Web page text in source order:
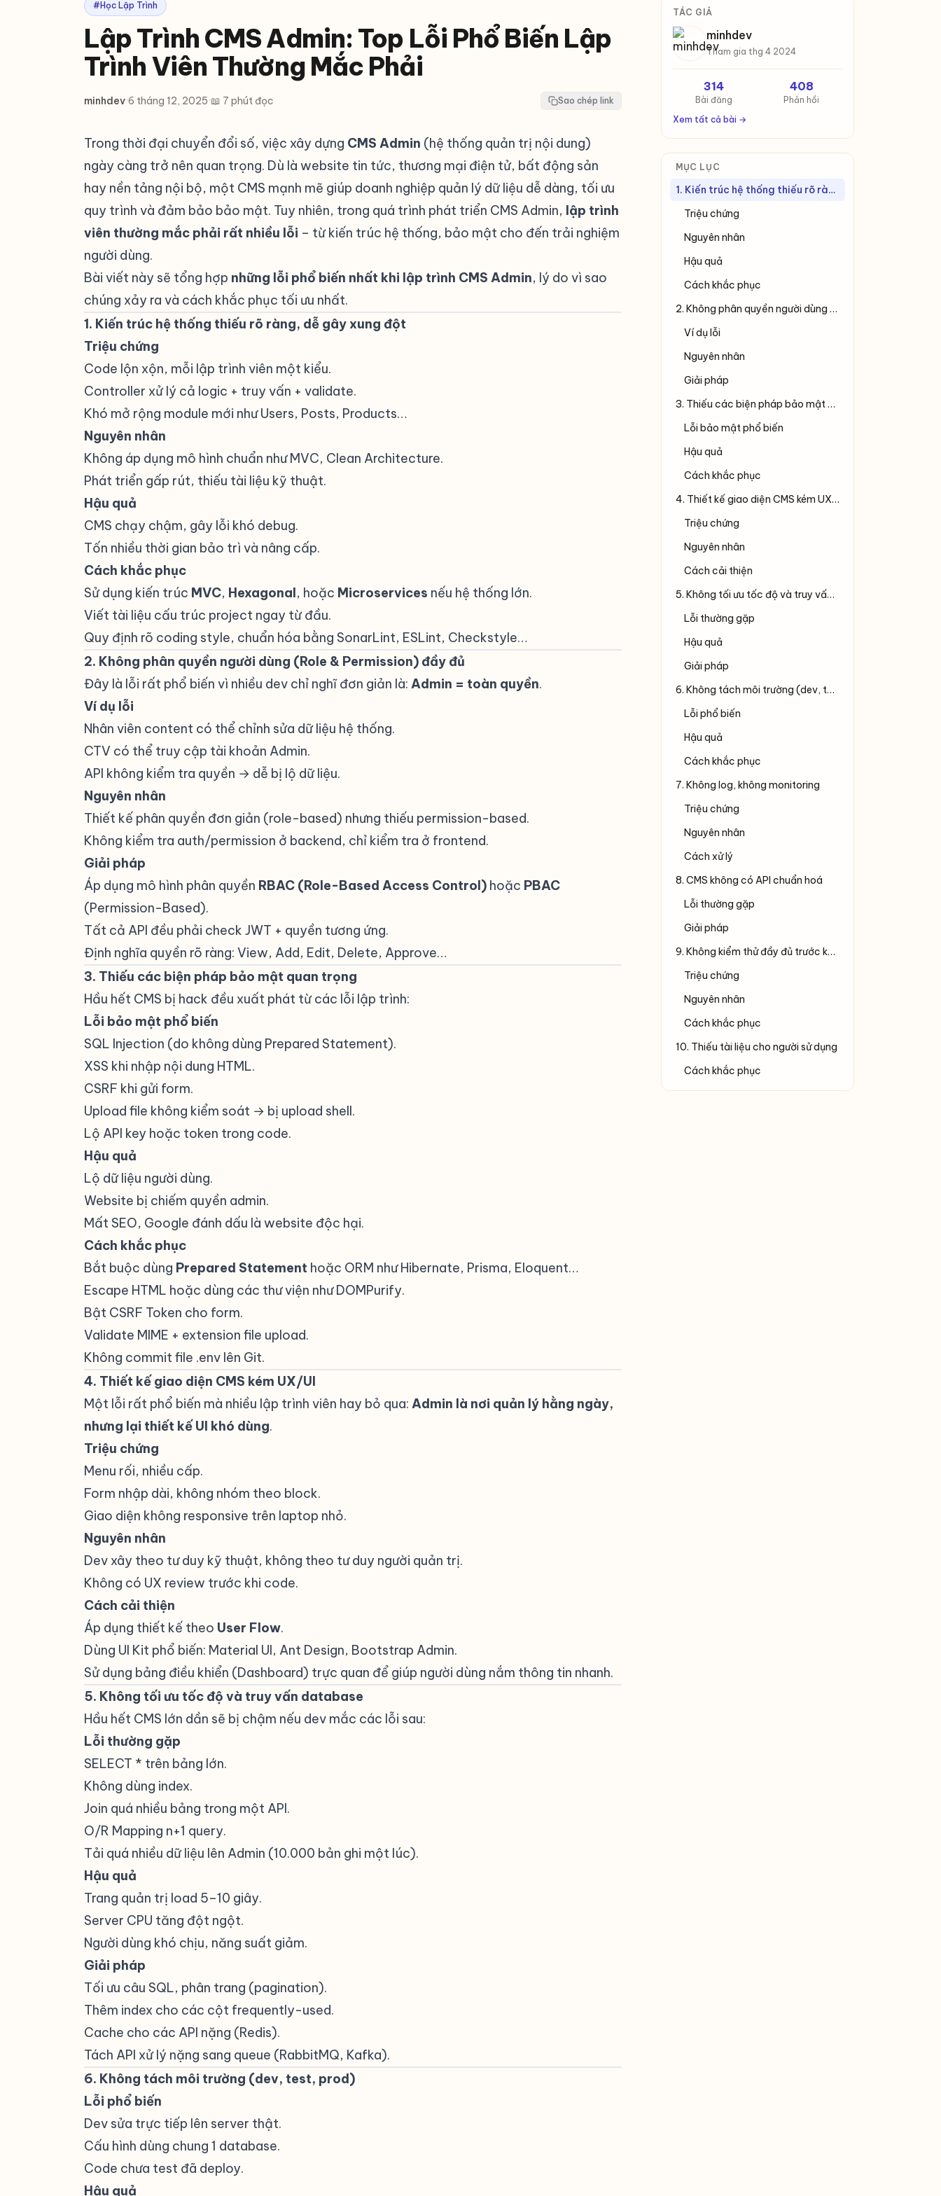
#Học Lập Trình
Lập Trình CMS Admin: Top Lỗi Phổ Biến Lập
Trình Viên Thường Mắc Phải
minhdev·6 tháng 12, 2025·📖 7 phút đọc Sao chép link
Trong thời đại chuyển đổi số, việc xây dựng CMS Admin (hệ thống quản trị nội dung)
ngày càng trở nên quan trọng. Dù là website tin tức, thương mại điện tử, bất động sản
hay nền tảng nội bộ, một CMS mạnh mẽ giúp doanh nghiệp quản lý dữ liệu dễ dàng, tối ưu
quy trình và đảm bảo bảo mật. Tuy nhiên, trong quá trình phát triển CMS Admin, lập trình
viên thường mắc phải rất nhiều lỗi – từ kiến trúc hệ thống, bảo mật cho đến trải nghiệm
người dùng.
Bài viết này sẽ tổng hợp những lỗi phổ biến nhất khi lập trình CMS Admin, lý do vì sao
chúng xảy ra và cách khắc phục tối ưu nhất.
1. Kiến trúc hệ thống thiếu rõ ràng, dễ gây xung đột
Triệu chứng
Code lộn xộn, mỗi lập trình viên một kiểu.
Controller xử lý cả logic + truy vấn + validate.
Khó mở rộng module mới như Users, Posts, Products…
Nguyên nhân
Không áp dụng mô hình chuẩn như MVC, Clean Architecture.
Phát triển gấp rút, thiếu tài liệu kỹ thuật.
Hậu quả
CMS chạy chậm, gây lỗi khó debug.
Tốn nhiều thời gian bảo trì và nâng cấp.
Cách khắc phục
Sử dụng kiến trúc MVC, Hexagonal, hoặc Microservices nếu hệ thống lớn.
Viết tài liệu cấu trúc project ngay từ đầu.
Quy định rõ coding style, chuẩn hóa bằng SonarLint, ESLint, Checkstyle…
2. Không phân quyền người dùng (Role & Permission) đầy đủ
Đây là lỗi rất phổ biến vì nhiều dev chỉ nghĩ đơn giản là: Admin = toàn quyền.
Ví dụ lỗi
Nhân viên content có thể chỉnh sửa dữ liệu hệ thống.
CTV có thể truy cập tài khoản Admin.
API không kiểm tra quyền → dễ bị lộ dữ liệu.
Nguyên nhân
Thiết kế phân quyền đơn giản (role-based) nhưng thiếu permission-based.
Không kiểm tra auth/permission ở backend, chỉ kiểm tra ở frontend.
Giải pháp
Áp dụng mô hình phân quyền RBAC (Role-Based Access Control) hoặc PBAC
(Permission-Based).
Tất cả API đều phải check JWT + quyền tương ứng.
Định nghĩa quyền rõ ràng: View, Add, Edit, Delete, Approve…
3. Thiếu các biện pháp bảo mật quan trọng
Hầu hết CMS bị hack đều xuất phát từ các lỗi lập trình:
Lỗi bảo mật phổ biến
SQL Injection (do không dùng Prepared Statement).
XSS khi nhập nội dung HTML.
CSRF khi gửi form.
Upload file không kiểm soát → bị upload shell.
Lộ API key hoặc token trong code.
Hậu quả
Lộ dữ liệu người dùng.
Website bị chiếm quyền admin.
Mất SEO, Google đánh dấu là website độc hại.
Cách khắc phục
Bắt buộc dùng Prepared Statement hoặc ORM như Hibernate, Prisma, Eloquent…
Escape HTML hoặc dùng các thư viện như DOMPurify.
Bật CSRF Token cho form.
Validate MIME + extension file upload.
Không commit file .env lên Git.
4. Thiết kế giao diện CMS kém UX/UI
Một lỗi rất phổ biến mà nhiều lập trình viên hay bỏ qua: Admin là nơi quản lý hằng ngày,
nhưng lại thiết kế UI khó dùng.
Triệu chứng
Menu rối, nhiều cấp.
Form nhập dài, không nhóm theo block.
Giao diện không responsive trên laptop nhỏ.
Nguyên nhân
Dev xây theo tư duy kỹ thuật, không theo tư duy người quản trị.
Không có UX review trước khi code.
Cách cải thiện
Áp dụng thiết kế theo User Flow.
Dùng UI Kit phổ biến: Material UI, Ant Design, Bootstrap Admin.
Sử dụng bảng điều khiển (Dashboard) trực quan để giúp người dùng nắm thông tin nhanh.
5. Không tối ưu tốc độ và truy vấn database
Hầu hết CMS lớn dần sẽ bị chậm nếu dev mắc các lỗi sau:
Lỗi thường gặp
SELECT * trên bảng lớn.
Không dùng index.
Join quá nhiều bảng trong một API.
O/R Mapping n+1 query.
Tải quá nhiều dữ liệu lên Admin (10.000 bản ghi một lúc).
Hậu quả
Trang quản trị load 5–10 giây.
Server CPU tăng đột ngột.
Người dùng khó chịu, năng suất giảm.
Giải pháp
Tối ưu câu SQL, phân trang (pagination).
Thêm index cho các cột frequently-used.
Cache cho các API nặng (Redis).
Tách API xử lý nặng sang queue (RabbitMQ, Kafka).
6. Không tách môi trường (dev, test, prod)
Lỗi phổ biến
Dev sửa trực tiếp lên server thật.
Cấu hình dùng chung 1 database.
Code chưa test đã deploy.
Hậu quả
TÁC GIẢ
minhdev
Tham gia thg 4 2024
314
Bài đăng
408
Phản hồi
Xem tất cả bài →
MỤC LỤC
1. Kiến trúc hệ thống thiếu rõ ràng, dễ gây xung đột
Triệu chứng
Nguyên nhân
Hậu quả
Cách khắc phục
2. Không phân quyền người dùng (Role &amp; Permission) đầy đủ
Ví dụ lỗi
Nguyên nhân
Giải pháp
3. Thiếu các biện pháp bảo mật quan trọng
Lỗi bảo mật phổ biến
Hậu quả
Cách khắc phục
4. Thiết kế giao diện CMS kém UX/UI
Triệu chứng
Nguyên nhân
Cách cải thiện
5. Không tối ưu tốc độ và truy vấn database
Lỗi thường gặp
Hậu quả
Giải pháp
6. Không tách môi trường (dev, test, prod)
Lỗi phổ biến
Hậu quả
Cách khắc phục
7. Không log, không monitoring
Triệu chứng
Nguyên nhân
Cách xử lý
8. CMS không có API chuẩn hoá
Lỗi thường gặp
Giải pháp
9. Không kiểm thử đầy đủ trước khi bàn giao
Triệu chứng
Nguyên nhân
Cách khắc phục
10. Thiếu tài liệu cho người sử dụng
Cách khắc phục